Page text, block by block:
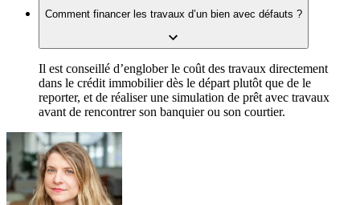
Comment financer les travaux d’un bien avec défauts ?
Il est conseillé d’englober le coût des travaux directement
dans le crédit immobilier dès le départ plutôt que de le
reporter, et de réaliser une simulation de prêt avec travaux
avant de rencontrer son banquier ou son courtier.